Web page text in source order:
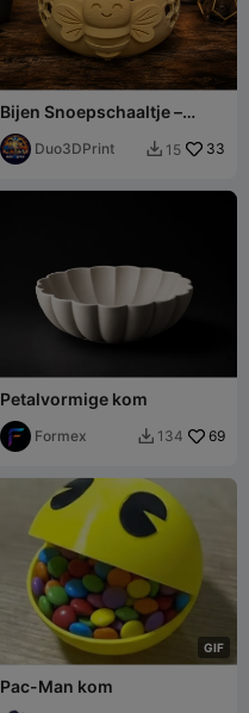
Bijen Snoepschaaltje –
Schattig Honingraatmandje
Duo3DPrint  15 33
Petalvormige kom
Formex  134 69
GIF
Pac-Man kom